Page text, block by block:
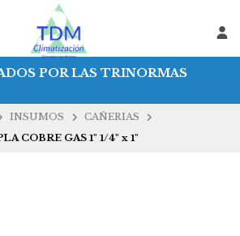
POR LAS TRINORMAS
INSUMOS
CAÑERIAS
COBRE GAS 1" 1/4" x 1"